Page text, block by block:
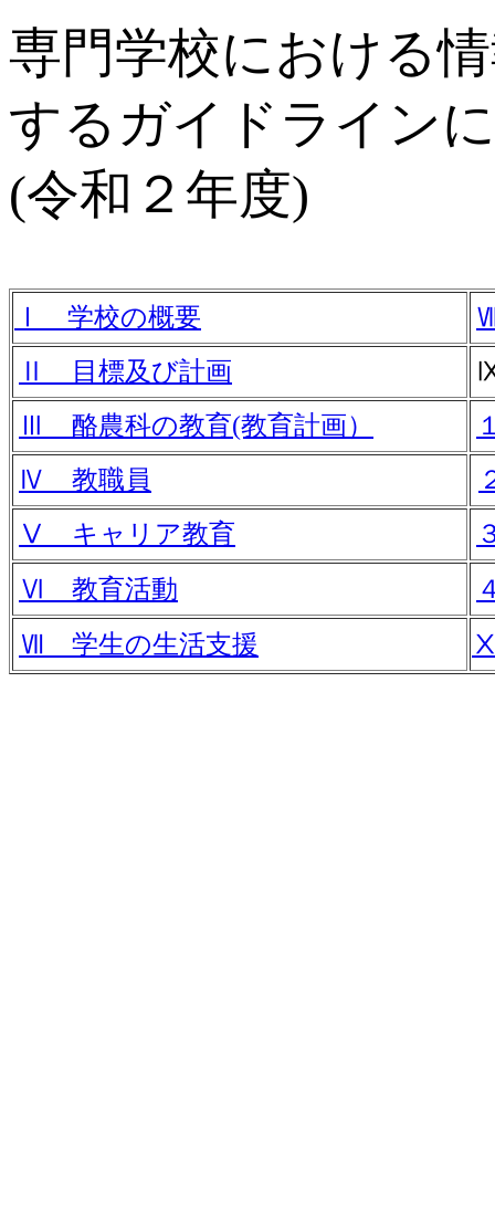
専門学校における
するガイドライン
(令和２年度)
Ⅰ 学校の概要
Ⅱ 目標及び計画
Ⅲ 酪農科の教育(教育計画）
Ⅳ 教職員
Ⅴ キャリア教育
Ⅵ 教育活動
Ⅶ 学生の生活支援